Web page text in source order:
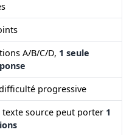
A/B/C/D, 1 seule
progressive
texte source peut porter 1